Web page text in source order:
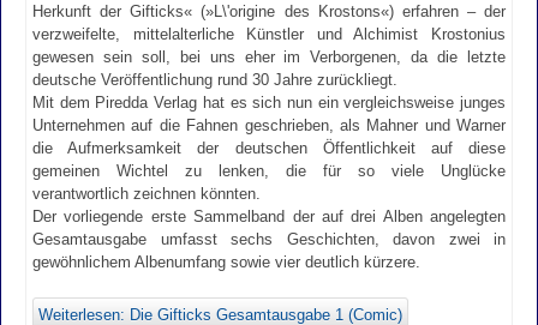
Herkunft der Gifticks« (»L\'origine des Krostons«) erfahren – der
verzweifelte, mittelalterliche Künstler und Alchimist Krostonius
gewesen sein soll, bei uns eher im Verborgenen, da die letzte
deutsche Veröffentlichung rund 30 Jahre zurückliegt.
Mit dem Piredda Verlag hat es sich nun ein vergleichsweise junges
Unternehmen auf die Fahnen geschrieben, als Mahner und Warner
die Aufmerksamkeit der deutschen Öffentlichkeit auf diese
gemeinen Wichtel zu lenken, die für so viele Unglücke
verantwortlich zeichnen könnten.
Der vorliegende erste Sammelband der auf drei Alben angelegten
Gesamtausgabe umfasst sechs Geschichten, davon zwei in
gewöhnlichem Albenumfang sowie vier deutlich kürzere.
Weiterlesen: Die Gifticks Gesamtausgabe 1 (Comic)